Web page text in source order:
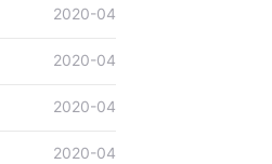
2020-04
2020-04
2020-04
2020-04